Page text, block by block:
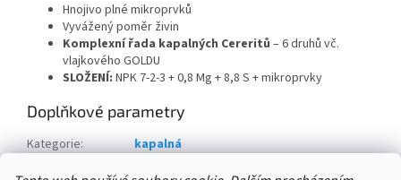
Hnojivo plné mikroprvků
Vyvážený poměr živin
Komplexní řada kapalných Cereritů – 6 druhů vč.
vlajkového GOLDU
SLOŽENÍ: NPK 7-2-3 + 0,8 Mg + 8,8 S + mikroprvky
Doplňkové parametry
Kategorie:
kapalná